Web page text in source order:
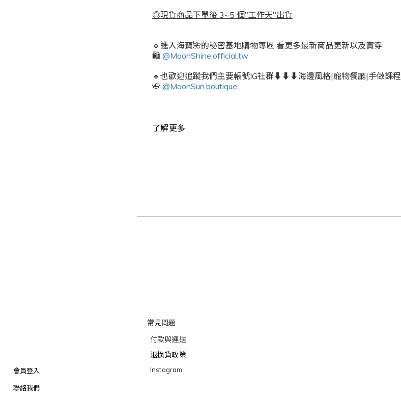
會員登入
聯絡我們
◎現貨商品下單後 3~5 個"工作天"出貨
🔹進入海寶🌺的秘密基地購物專區 看更多最新商品更新以及實穿
🛍️ @MoonShine.official.tw
🔹也歡迎追蹤我們主要帳號IG社群⬇️⬇️⬇️海邊風格|寵物餐廳|手做課程
🌺 @MoonSun.boutique
了解更多
常見問題
付款與運送
退換貨政策
Instagram